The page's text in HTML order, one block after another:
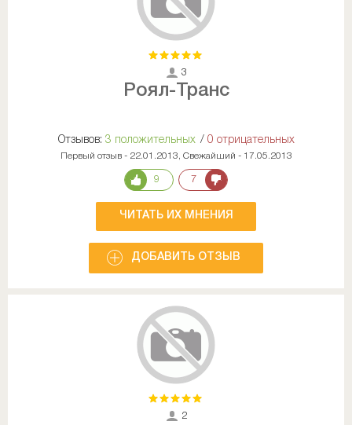
3
Роял-Транс
Отзывов: 3 положительных / 0 отрицательных
Первый отзыв - 22.01.2013, Свежайший - 17.05.2013
9 7
ЧИТАТЬ ИХ МНЕНИЯ
ДОБАВИТЬ ОТЗЫВ
2